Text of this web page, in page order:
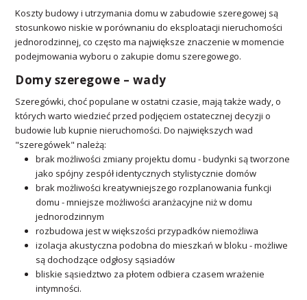
Koszty budowy i utrzymania domu w zabudowie szeregowej są
stosunkowo niskie w porównaniu do eksploatacji nieruchomości
jednorodzinnej, co często ma największe znaczenie w momencie
podejmowania wyboru o zakupie domu szeregowego.
Domy szeregowe – wady
Szeregówki, choć populane w ostatni czasie, mają także wady, o
których warto wiedzieć przed podjęciem ostatecznej decyzji o
budowie lub kupnie nieruchomości. Do największych wad
"szeregówek" należą:
brak możliwości zmiany projektu domu - budynki są tworzone
jako spójny zespół identycznych stylistycznie domów
brak możliwości kreatywniejszego rozplanowania funkcji
domu - mniejsze możliwości aranżacyjne niż w domu
jednorodzinnym
rozbudowa jest w większości przypadków niemożliwa
izolacja akustyczna podobna do mieszkań w bloku - możliwe
są dochodzące odgłosy sąsiadów
bliskie sąsiedztwo za płotem odbiera czasem wrażenie
intymności.